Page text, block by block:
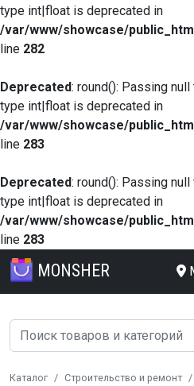
type int|float is deprecated in
/var/www/showcase/
line 282
Deprecated: round(): Passing
type int|float is deprecated in
/var/www/showcase/
line 283
Deprecated: round(): Passing
type int|float is deprecated in
/var/www/showcase/
line 283
MONSHER
Каталог Строительство и ремонт